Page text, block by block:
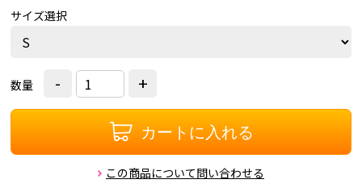
サイズ選択
数量 - +
カートに入れる
この商品について問い合わせる